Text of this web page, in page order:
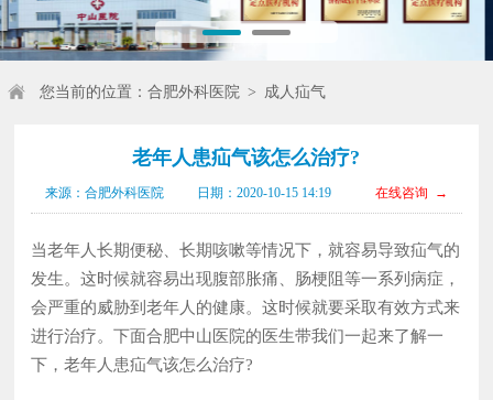
您当前的位置： 合肥外科医院> 成人疝气
老年人患疝气该怎么治疗?
来源：合肥外科医院 日期：2020-10-15 14:19 在线咨询 →
当老年人长期便秘、长期咳嗽等情况下，就容易导致疝气的
发生。这时候就容易出现腹部胀痛、肠梗阻等一系列病症，
会严重的威胁到老年人的健康。这时候就要采取有效方式来
进行治疗。下面合肥中山医院的医生带我们一起来了解一
下，老年人患疝气该怎么治疗?